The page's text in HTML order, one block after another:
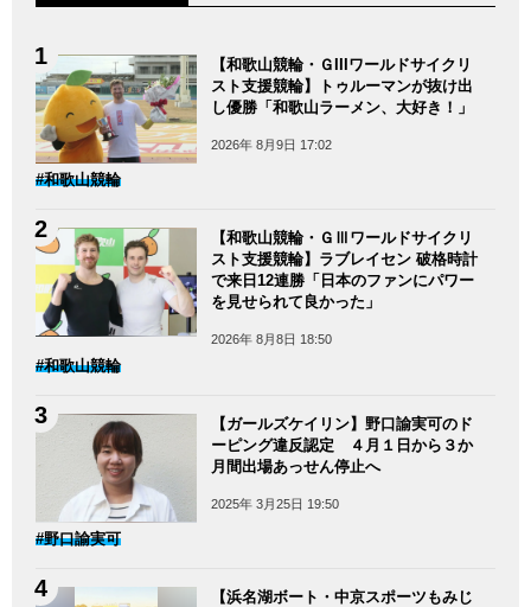
【和歌山競輪・ＧIIIワールドサイクリ
スト支援競輪】トゥルーマンが抜け出
し優勝「和歌山ラーメン、大好き！」
2026年 8月9日 17:02
#和歌山競輪
【和歌山競輪・ＧⅢワールドサイクリ
スト支援競輪】ラブレイセン 破格時計
で来日12連勝「日本のファンにパワー
を見せられて良かった」
2026年 8月8日 18:50
#和歌山競輪
【ガールズケイリン】野口諭実可のド
ーピング違反認定 ４月１日から３か
月間出場あっせん停止へ
2025年 3月25日 19:50
#野口諭実可
【浜名湖ボート・中京スポーツもみじ